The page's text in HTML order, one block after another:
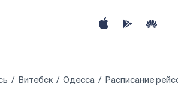
Витебск Одесса Расписание